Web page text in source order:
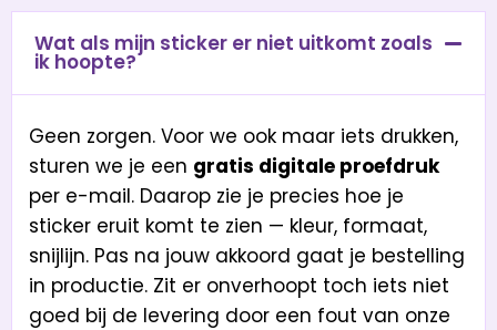
Wat als mijn sticker er niet uitkomt zoals
ik hoopte?
Geen zorgen. Voor we ook maar iets drukken,
sturen we je een gratis digitale proefdruk
per e-mail. Daarop zie je precies hoe je
sticker eruit komt te zien — kleur, formaat,
snijlijn. Pas na jouw akkoord gaat je bestelling
in productie. Zit er onverhoopt toch iets niet
goed bij de levering door een fout van onze